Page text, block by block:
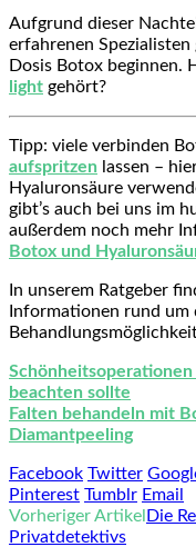
Aufgrund dieser
erfahrenen
Dosis Botox beginnen.
light gehört?
Tipp: viele verbinden
aufspritzen lassen –
Hyaluronsäure
gibt’s auch bei uns im
außerdem noch mehr
Botox und
In unserem Ratgeber
Informationen rund
beachten sollte
Falten behandeln mit
Diamantpeeling
Facebook Twitter
Pinterest Tumblr Email
Vorheriger Artikel Die
Privatdetektivs